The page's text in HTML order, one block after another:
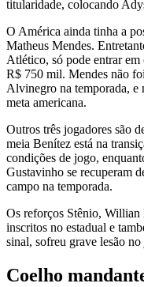
titularidade, colocando
O América ainda tinha a
Matheus Mendes.
Atlético, só pode entrar
R$ 750 mil. Mendes não
Alvinegro na temporada, e
meta americana.
Outros três jogadores são
meia Benítez está na
condições de jogo,
Gustavinho se recuperam
campo na temporada.
Os reforços Stênio, Willian
inscritos no estadual e
sinal, sofreu grave lesão
Coelho